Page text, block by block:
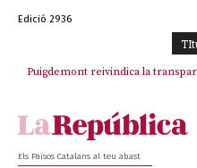
Edició 2936
Puigdemont reivindica la
Els Països Catalans al teu abast